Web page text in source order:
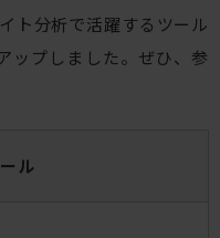
ト分析で活躍するツール
ップしました。ぜひ、参
ル